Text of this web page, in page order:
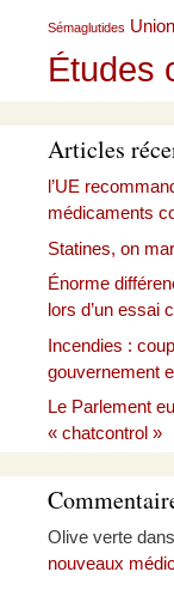
Sémaglutides
Études
Articles
l’UE
médicaments
Statines, on
Énorme
lors d’un essai
Incendies :
gouvernement
Le Parlement
« chatcontrol »
Olive verte dans
nouveaux